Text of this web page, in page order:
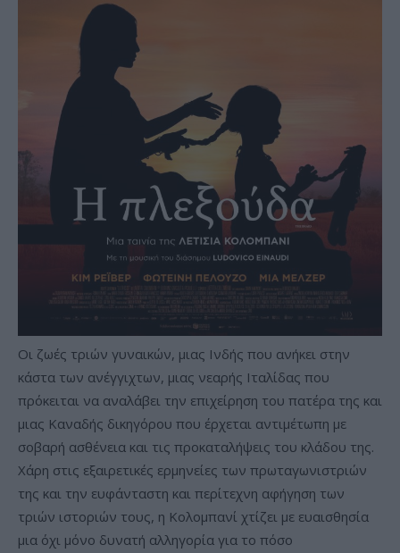
Οι ζωές τριών γυναικών, μιας Ινδής που ανήκει στην
κάστα των ανέγγιχτων, μιας νεαρής Ιταλίδας που
πρόκειται να αναλάβει την επιχείρηση του πατέρα της και
μιας Καναδής δικηγόρου που έρχεται αντιμέτωπη με
σοβαρή ασθένεια και τις προκαταλήψεις του κλάδου της.
Χάρη στις εξαιρετικές ερμηνείες των πρωταγωνιστριών
της και την ευφάνταστη και περίτεχνη αφήγηση των
τριών ιστοριών τους, η Κολομπανί χτίζει με ευαισθησία
μια όχι μόνο δυνατή αλληγορία για το πόσο